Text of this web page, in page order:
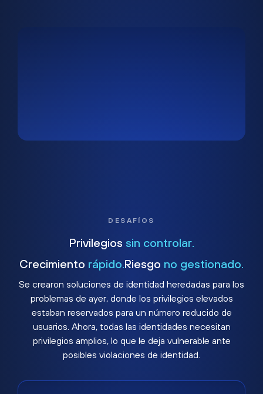
DESAFÍOS
Privilegios sin controlar.
Crecimiento rápido. Riesgo no gestionado.
Se crearon soluciones de identidad heredadas para los
problemas de ayer, donde los privilegios elevados
estaban reservados para un número reducido de
usuarios. Ahora, todas las identidades necesitan
privilegios amplios, lo que le deja vulnerable ante
posibles violaciones de identidad.